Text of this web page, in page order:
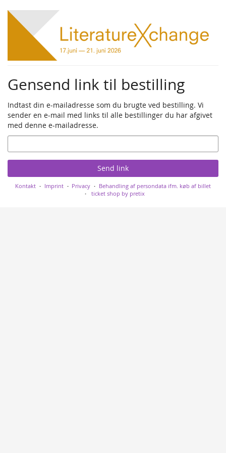
Skip to
main
content
Gensend link til bestilling
Indtast din e-mailadresse som du brugte ved bestilling. Vi
sender en e-mail med links til alle bestillinger du har afgivet
med denne e-mailadresse.
Email
Send link
Kontakt Imprint Privacy
Behandling af persondata ifm. køb af billet
ticket shop by pretix